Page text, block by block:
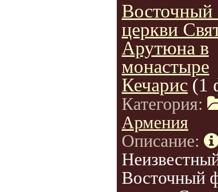
Восточный
церкви
Арутюна в
монастыре
Кечарис (1
Категория:
Армения
Описание:
Восточный